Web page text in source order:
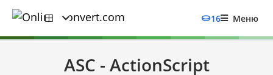
16 Меню
ASC - ActionScript